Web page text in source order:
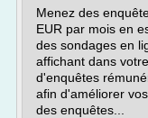
Menez des
EUR par mois en
des sondages en
affichant dans
d'enquêtes
afin d'améliorer
des enquêtes...